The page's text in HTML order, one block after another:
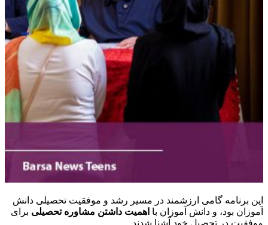
برنامه گامی ارزشمند در مسیر رشد و موفقیت تحصیلی دانش‌
بود، و دانش آموزان با اهمیت داشتن مشاوره تحصیلیبرای